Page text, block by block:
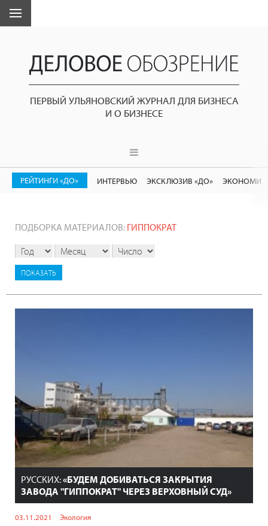
ПЕРВЫЙ УЛЬЯНОВСКИЙ ЖУРНАЛ ДЛЯ БИЗНЕСА
И О БИЗНЕСЕ
РЕЙТИНГИ «ДО» ИНТЕРВЬЮ ЭКСКЛЮЗИВ «ДО»
ПОДБОРКА МАТЕРИАЛОВ: ГИППОКРАТ
РУССКИХ:«БУДЕМ ДОБИВАТЬСЯ ЗАКРЫТИЯ
ЗАВОДА "ГИППОКРАТ" ЧЕРЕЗ ВЕРХОВНЫЙ СУД»
03.11.2021 Экология